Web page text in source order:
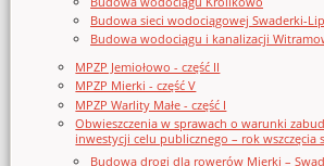
Budowa sieci wodociągowej Swaderki-
Budowa wodociągu i kanalizacji
MPZP Jemiołowo - część II
MPZP Mierki - część V
MPZP Warlity Małe - część I
Obwieszczenia w sprawach o warunki
inwestycji celu publicznego – rok wszczęcia
Budowa drogi dla rowerów Mierki –